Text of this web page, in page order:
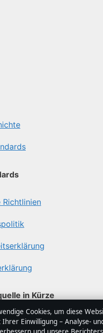
Richtlinien
in Kürze
ein unabhängiger
mit Fokus auf Politik,
Cookies, um diese
Einwilligung – Analyse-